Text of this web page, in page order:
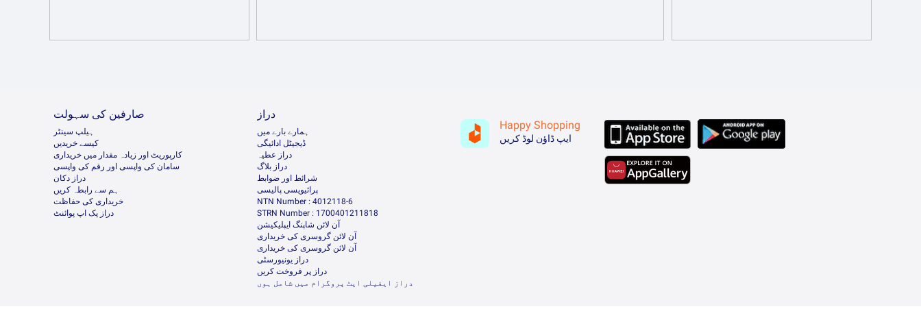
صارفین کی سہولت
ہیلپ سینٹر
کیسے خریدیں
کارپوریٹ اور زیادہ مقدار میں خریداری
سامان کی واپسی اور رقم کی واپسی
دراز دکان
ہم سے رابطہ کریں
خریداری کی حفاظت
دراز پک اپ پوائنٹ
دراز
ہمارے بارے میں
ڈیجیٹل ادائیگی
دراز عطیہ
دراز بلاگ
شرائط اور ضوابط
پرائیویسی پالیسی
NTN Number : 4012118-6
STRN Number : 1700401211818
آن لائن شاپنگ ایپلیکیشن
آن لائن گروسری کی خریداری
آن لائن گروسری کی خریداری
دراز یونیورسٹی
دراز پر فروخت کریں
دراز ایفیلی ایٹ پروگرام میں شامل ہوں
Happy Shopping
ایپ ڈاؤن لوڈ کریں